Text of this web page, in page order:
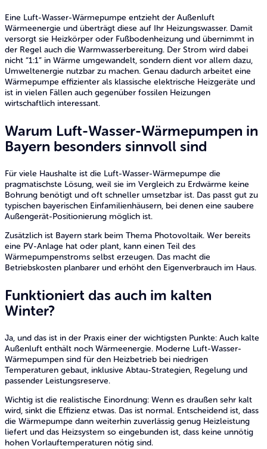
Eine Luft-Wasser-Wärmepumpe entzieht der Außenluft
Wärmeenergie und überträgt diese auf Ihr Heizungswasser. Damit
versorgt sie Heizkörper oder Fußbodenheizung und übernimmt in
der Regel auch die Warmwasserbereitung. Der Strom wird dabei
nicht “1:1” in Wärme umgewandelt, sondern dient vor allem dazu,
Umweltenergie nutzbar zu machen. Genau dadurch arbeitet eine
Wärmepumpe effizienter als klassische elektrische Heizgeräte und
ist in vielen Fällen auch gegenüber fossilen Heizungen
wirtschaftlich interessant.
Warum Luft-Wasser-Wärmepumpen in
Bayern besonders sinnvoll sind
Für viele Haushalte ist die Luft-Wasser-Wärmepumpe die
pragmatischste Lösung, weil sie im Vergleich zu Erdwärme keine
Bohrung benötigt und oft schneller umsetzbar ist. Das passt gut zu
typischen bayerischen Einfamilienhäusern, bei denen eine saubere
Außengerät-Positionierung möglich ist.
Zusätzlich ist Bayern stark beim Thema Photovoltaik. Wer bereits
eine PV-Anlage hat oder plant, kann einen Teil des
Wärmepumpenstroms selbst erzeugen. Das macht die
Betriebskosten planbarer und erhöht den Eigenverbrauch im Haus.
Funktioniert das auch im kalten
Winter?
Ja, und das ist in der Praxis einer der wichtigsten Punkte: Auch kalte
Außenluft enthält noch Wärmeenergie. Moderne Luft-Wasser-
Wärmepumpen sind für den Heizbetrieb bei niedrigen
Temperaturen gebaut, inklusive Abtau-Strategien, Regelung und
passender Leistungsreserve.
Wichtig ist die realistische Einordnung: Wenn es draußen sehr kalt
wird, sinkt die Effizienz etwas. Das ist normal. Entscheidend ist, dass
die Wärmepumpe dann weiterhin zuverlässig genug Heizleistung
liefert und das Heizsystem so eingebunden ist, dass keine unnötig
hohen Vorlauftemperaturen nötig sind.